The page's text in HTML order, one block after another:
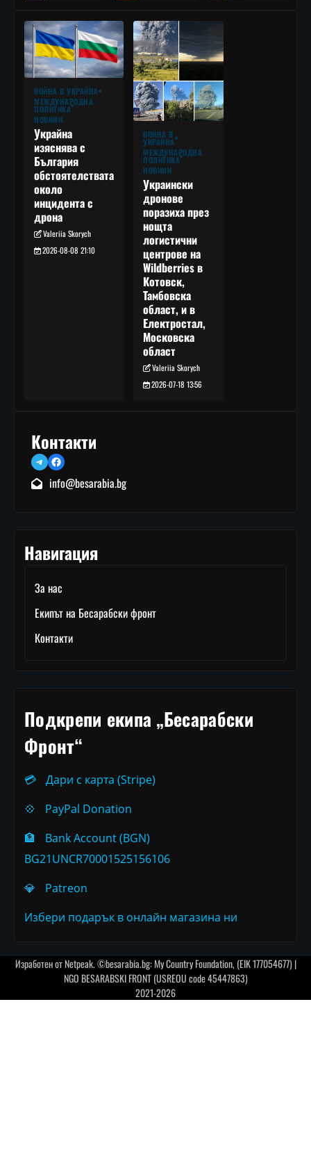
ВОЙНА В УКРАЙНА
МЕЖДУНАРОДНА
ПОЛИТИКА
НОВИНИ
Украйна
изяснява с
България
обстоятелствата
около
инцидента с
дрона
Valeriia Skorych
2026-08-08 21:10
ВОЙНА В
УКРАЙНА
МЕЖДУНАРОДНА
ПОЛИТИКА
НОВИНИ
Украински
дронове
поразиха през
нощта
логистични
центрове на
Wildberries в
Котовск,
Тамбовска
област, и в
Електростал,
Московска
област
Valeriia Skorych
2026-07-18 13:56
Контакти
TelegramFacebook
info@besarabia.bg
Навигация
За нас
Екипът на Бесарабски фронт
Контакти
Подкрепи екипа „Бесарабски
Фронт“
💳
Дари с карта (Stripe)
💠
PayPal Donation
🏦
Bank Account (BGN)
BG21UNCR70001525156106
💎
Patreon
Избери подарък в онлайн магазина ни
Изработен отNetpeak. ©besarabia.bg: My Country Foundation, (EIK 177054677) |
NGO BESARABSKI FRONT (USREOU code 45447863)
2021-2026